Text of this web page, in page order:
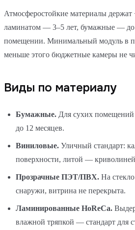
Атмосферостойкие материалы
ламинатом — 3–5 лет, бумажные — до
помещении. Минимальный модуль в
меньше этого бюджетные камеры не
Виды по материалу
Бумажные. Для сухих
до 12 месяцев.
Виниловые. Уличный стандарт:
поверхности, литой —
Прозрачные ПЭТ/ПВХ. На
снаружи, витрина не перекрыта.
Ламинированные HoReCa.
влажной тряпкой — стандарт для